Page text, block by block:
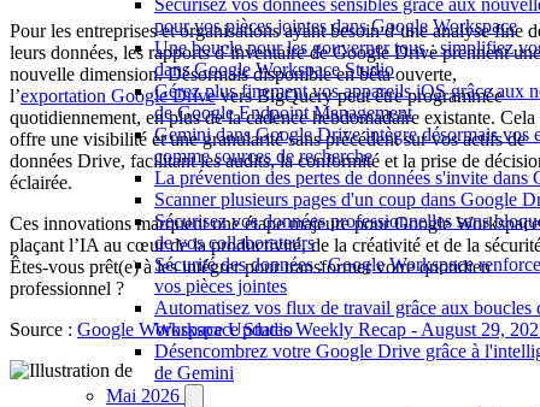
Sécurisez vos données sensibles grâce aux
pour vos pièces jointes dans Google Workspace
Une boucle pour les gouverner tous : simplifiez
dans Google Workspace Studio
Gérez plus finement vos appareils iOS grâce aux
de Google Endpoint Management
Gemini dans Google Drive intègre désormais vos
comme sources de recherche
La prévention des pertes de données s'invite dans
Scanner plusieurs pages d'un coup dans Google
Sécurisez vos données professionnelles sans
de vos collaborateurs
Sécurité des données : Google Workspace
vos pièces jointes
Automatisez vos flux de travail grâce aux boucles
Workspace Studio
Désencombrez votre Google Drive grâce à
de Gemini
Mai 2026
Pour les entreprises et organisations ayant besoin d’une analyse fine
leurs données, les rapports d’inventaire de Google Drive prennent une
nouvelle dimension. Désormais disponible en bêta ouverte,
l’exportation Google Drivevers BigQuery peut être programmée
quotidiennement, en plus de la cadence hebdomadaire existante. Cela
offre une visibilité et une granularité sans précédent sur vos actifs de
données Drive, facilitant les audits, la conformité et la prise de
éclairée.
Ces innovations marquent une étape majeure pour Google
plaçant l’IA au cœur de la productivité, de la créativité et de la
Êtes-vous prêt(e) à les intégrer pour transformer votre quotidien
professionnel ?
Source : Google Workspace Updates Weekly Recap - August 29,